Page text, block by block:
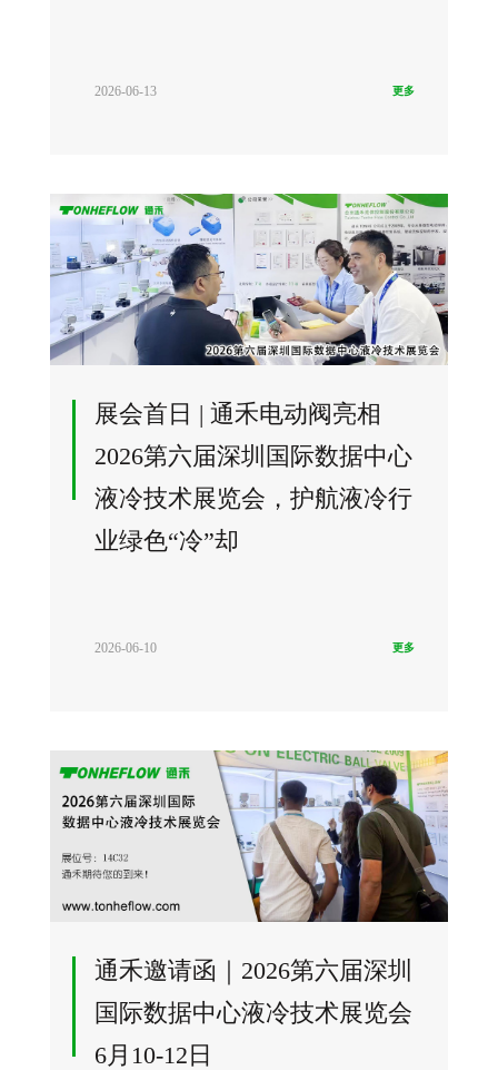
2026-06-13 更多
展会首日 | 通禾电动阀亮相
2026第六届深圳国际数据中心
液冷技术展览会，护航液冷行
业绿色“冷”却
2026-06-10 更多
通禾邀请函｜2026第六届深圳
国际数据中心液冷技术展览会
6月10-12日